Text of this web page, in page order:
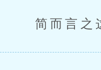
简而言之